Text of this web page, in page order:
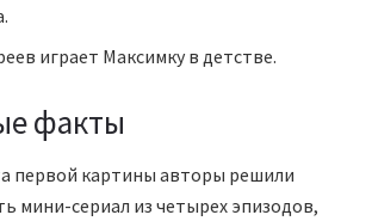
играет Максимку в детстве.
факты
первой картины авторы решили
мини-сериал из четырех эпизодов,